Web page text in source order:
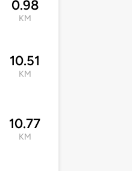
0.98
KM
10.51
KM
10.77
KM